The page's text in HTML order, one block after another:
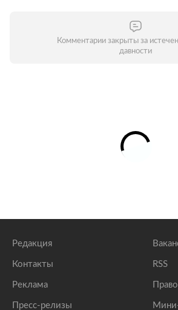
Комментарии закрыты за
давности
Редакция
Контакты
Реклама
Пресс-релизы
RSS